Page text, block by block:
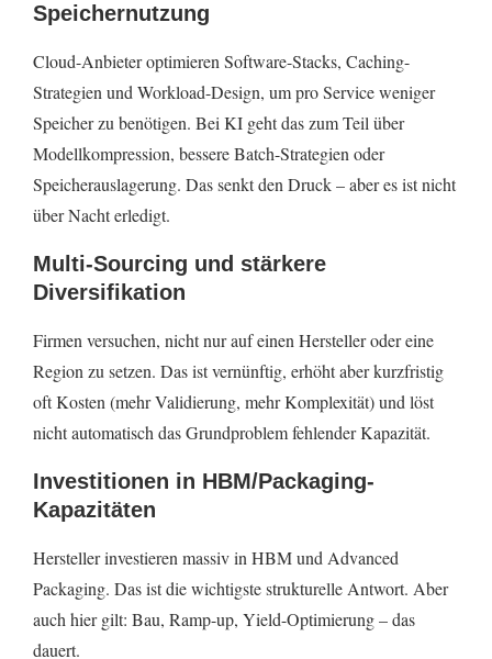
Speichernutzung
Cloud-Anbieter optimieren Software-Stacks, Caching-
Strategien und Workload-Design, um pro Service weniger
Speicher zu benötigen. Bei KI geht das zum Teil über
Modellkompression, bessere Batch-Strategien oder
Speicherauslagerung. Das senkt den Druck – aber es ist nicht
über Nacht erledigt.
Multi-Sourcing und stärkere
Diversifikation
Firmen versuchen, nicht nur auf einen Hersteller oder eine
Region zu setzen. Das ist vernünftig, erhöht aber kurzfristig
oft Kosten (mehr Validierung, mehr Komplexität) und löst
nicht automatisch das Grundproblem fehlender Kapazität.
Investitionen in HBM/Packaging-
Kapazitäten
Hersteller investieren massiv in HBM und Advanced
Packaging. Das ist die wichtigste strukturelle Antwort. Aber
auch hier gilt: Bau, Ramp-up, Yield-Optimierung – das
dauert.